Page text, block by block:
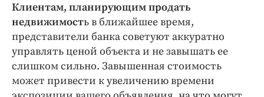
Клиентам, планирующим продать
недвижимость в ближайшее время,
представители банка советуют аккуратно
управлять ценой объекта и не завышать ее
слишком сильно. Завышенная стоимость
может привести к увеличению времени